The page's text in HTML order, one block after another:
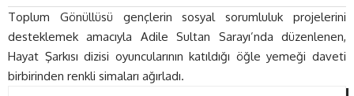
Toplum Gönüllüsü gençlerin sosyal sorumluluk projelerini
desteklemek amacıyla Adile Sultan Sarayı’nda düzenlenen,
Hayat Şarkısı dizisi oyuncularının katıldığı öğle yemeği daveti
birbirinden renkli simaları ağırladı.